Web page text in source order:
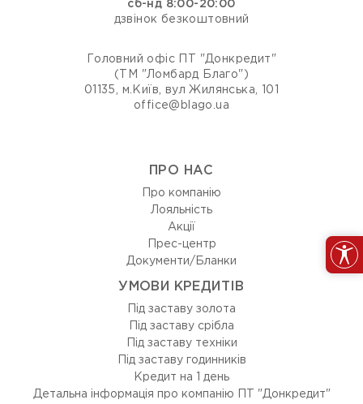
сб-нд 8:00-20:00
дзвінок безкоштовний
Головний офіс ПТ "Донкредит"
(ТМ "Ломбард Благо")
01135, м.Київ, вул Жилянська, 101
office@blago.ua
ПРО НАС
Про компанію
Лояльність
Акції
Прес-центр
Документи/Бланки
УМОВИ КРЕДИТІВ
Під заставу золота
Під заставу срібла
Під заставу техніки
Під заставу годинників
Кредит на 1 день
Детальна інформація про компанію ПТ "Донкредит"